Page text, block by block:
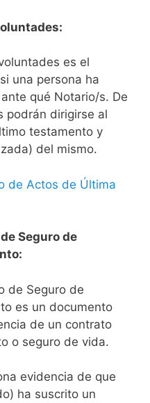
es el
una persona ha
qué Notario/s. De
podrán dirigirse al
testamento y
del mismo.
de Actos de Última
Seguro de
de Seguro de
es un documento
de un contrato
o seguro de vida.
evidencia de que
ha suscrito un